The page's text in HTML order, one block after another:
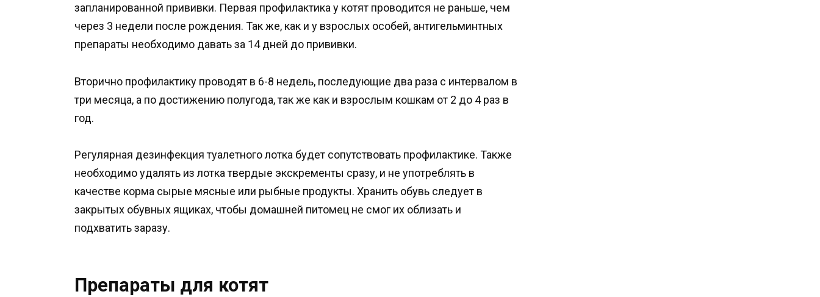
запланированной прививки. Первая профилактика у котят проводится не раньше, чем
через 3 недели после рождения. Так же, как и у взрослых особей, антигельминтных
препараты необходимо давать за 14 дней до прививки.
Вторично профилактику проводят в 6-8 недель, последующие два раза с интервалом в
три месяца, а по достижению полугода, так же как и взрослым кошкам от 2 до 4 раз в
год.
Регулярная дезинфекция туалетного лотка будет сопутствовать профилактике. Также
необходимо удалять из лотка твердые экскременты сразу, и не употреблять в
качестве корма сырые мясные или рыбные продукты. Хранить обувь следует в
закрытых обувных ящиках, чтобы домашней питомец не смог их облизать и
подхватить заразу.
Препараты для котят